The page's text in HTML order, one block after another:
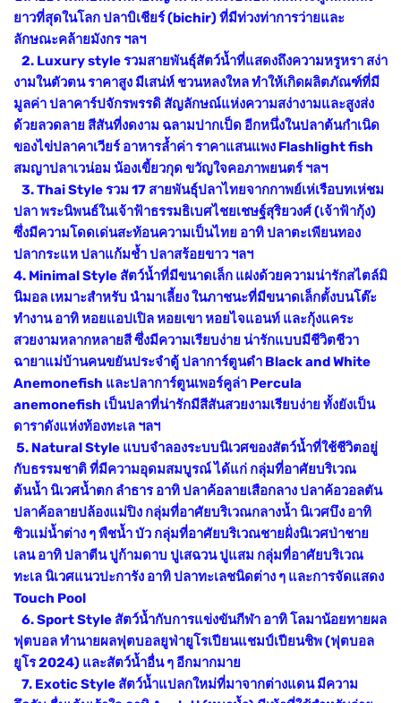
ยาวที่สุดในโลก ปลาบิเชียร์ (bichir) ที่มีท่วงท่าการว่ายและ
ลักษณะคล้ายมังกร ฯลฯ
2. Luxury style รวมสายพันธุ์สัตว์น้ำที่แสดงถึงความหรูหรา สง่า
งามในตัวตน ราคาสูง มีเสน่ห์ ชวนหลงใหล ทำให้เกิดผลิตภัณฑ์ที่มี
มูลค่า ปลาคาร์ปจักรพรรดิ สัญลักษณ์แห่งความสง่างามและสูงส่ง
ด้วยลวดลาย สีสันที่งดงาม ฉลามปากเป็ด อีกหนึ่งในปลาต้นกำเนิด
ของไข่ปลาคาเวียร์ อาหารล้ำค่า ราคาแสนแพง Flashlight fish
สมญาปลาเวน่อม น้องเขี้ยวกุด ขวัญใจคอภาพยนตร์ ฯลฯ
3. Thai Style รวม 17 สายพันธุ์ปลาไทยจากกาพย์เห่เรือบทเห่ชม
ปลา พระนิพนธ์ในเจ้าฟ้าธรรมธิเบศไชยเชษฐ์สุริยวงศ์ (เจ้าฟ้ากุ้ง)
ซึ่งมีความโดดเด่นสะท้อนความเป็นไทย อาทิ ปลาตะเพียนทอง
ปลากระแห ปลาแก้มช้ำ ปลาสร้อยขาว ฯลฯ
4. Minimal Style สัตว์น้ำที่มีขนาดเล็ก แฝงด้วยความน่ารักสไตล์มิ
นิมอล เหมาะสำหรับ นำมาเลี้ยง ในภาชนะที่มีขนาดเล็กตั้งบนโต๊ะ
ทำงาน อาทิ หอยแอปเปิล หอยเขา หอยไจแอนท์ และกุ้งแคระ
สวยงามหลากหลายสี ซึ่งมีความเรียบง่าย น่ารักแบบมีชีวิตชีวา
ฉายาแม่บ้านคนขยันประจำตู้ ปลาการ์ตูนดำ Black and White
Anemonefish และปลาการ์ตูนเพอร์คูล่า Percula
anemonefish เป็นปลาที่น่ารักมีสีสันสวยงามเรียบง่าย ทั้งยังเป็น
ดาราดังแห่งท้องทะเล ฯลฯ
5. Natural Style แบบจำลองระบบนิเวศของสัตว์น้ำที่ใช้ชีวิตอยู่
กับธรรมชาติ ที่มีความอุดมสมบูรณ์ ได้แก่ กลุ่มที่อาศัยบริเวณ
ต้นน้ำ นิเวศน้ำตก ลำธาร อาทิ ปลาค้อลายเสือกลาง ปลาค้อวอลตัน
ปลาค้อลายปล้องแม่ปิง กลุ่มที่อาศัยบริเวณกลางน้ำ นิเวศบึง อาทิ
ซิวแม่น้ำต่าง ๆ พืชน้ำ บัว กลุ่มที่อาศัยบริเวณชายฝั่งนิเวศป่าชาย
เลน อาทิ ปลาตีน ปูก้ามดาบ ปูเสฉวน ปูแสม กลุ่มที่อาศัยบริเวณ
ทะเล นิเวศแนวปะการัง อาทิ ปลาทะเลชนิดต่าง ๆ และการจัดแสดง
Touch Pool
6. Sport Style สัตว์น้ำกับการแข่งขันกีฬา อาทิ โลมาน้อยทายผล
ฟุตบอล ทำนายผลฟุตบอลยูฟ่ายูโรเปียนแชมป์เปียนชิพ (ฟุตบอล
ยูโร 2024) และสัตว์น้ำอื่น ๆ อีกมากมาย
7. Exotic Style สัตว์น้ำแปลกใหม่ที่มาจากต่างแดน มีความ